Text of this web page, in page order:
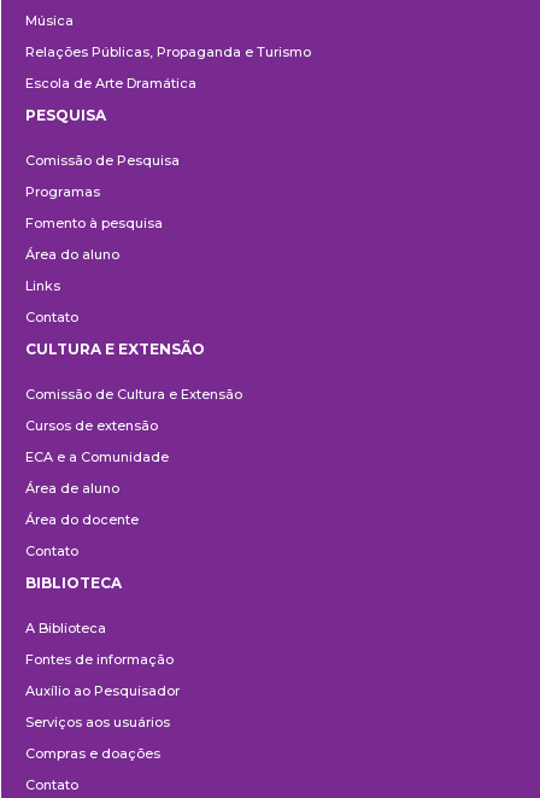
Música
Relações Públicas, Propaganda e Turismo
Escola de Arte Dramática
PESQUISA
Comissão de Pesquisa
Programas
Fomento à pesquisa
Área do aluno
Links
Contato
e
Extensão
CULTURA E EXTENSÃO
Comissão de Cultura e Extensão
Cursos de extensão
ECA e a Comunidade
Área de aluno
Área do docente
Contato
BIBLIOTECA
A Biblioteca
Fontes de informação
Auxílio ao Pesquisador
Serviços aos usuários
Compras e doações
Contato